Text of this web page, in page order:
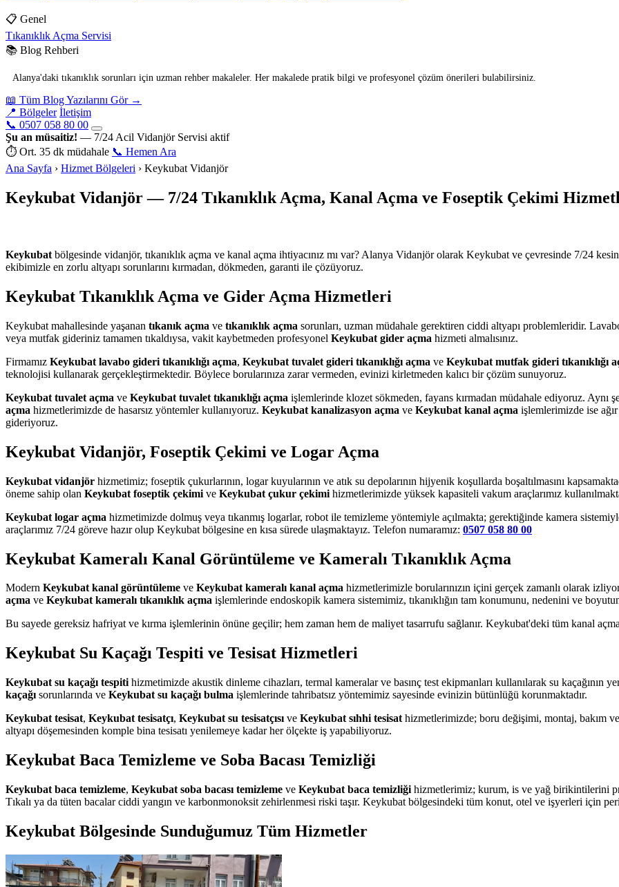
📋 Genel
Tıkanıklık Açma Servisi
📚 Blog Rehberi
Alanya'daki tıkanıklık sorunları için uzman rehber makaleler. Her makalede pratik bilgi ve profesyonel çözüm önerileri bulabilirsiniz.
📖 Tüm Blog Yazılarını Gör →
📍 Bölgeler İletişim
📞 0507 058 80 00
Şu an müsaitiz! — 7/24 Acil Vidanjör Servisi aktif
⏱ Ort. 35 dk müdahale 📞 Hemen Ara
Ana Sayfa › Hizmet Bölgeleri › Keykubat Vidanjör
Keykubat Vidanjör — 7/24 Tıkanıklık Açma, Kanal Açma ve Foseptik Çekimi
Keykubat bölgesinde vidanjör, tıkanıklık açma ve kanal açma ihtiyacınız mı var? Alanya Vidanjör olarak Keykubat ve çevresinde 7/24
ekibimizle en zorlu altyapı sorunlarını kırmadan, dökmeden, garanti ile çözüyoruz.
Keykubat Tıkanıklık Açma ve Gider Açma Hizmetleri
Keykubat mahallesinde yaşanan tıkanık açma ve tıkanıklık açma sorunları, uzman müdahale gerektiren ciddi altyapı problemleridir.
veya mutfak gideriniz tamamen tıkaldıysa, vakit kaybetmeden profesyonel Keykubat gider açma hizmeti almalısınız.
Firmamız Keykubat lavabo gideri tıkanıklığı açma, Keykubat tuvalet gideri tıkanıklığı açma ve Keykubat mutfak gideri tıkanıklığı
teknolojisi kullanarak gerçekleştirmektedir. Böylece borularınıza zarar vermeden, evinizi kirletmeden kalıcı bir çözüm sunuyoruz.
Keykubat tuvalet açma ve Keykubat tuvalet tıkanıklığı açma işlemlerinde klozet sökmeden, fayans kırmadan müdahale ediyoruz. Aynı
açma hizmetlerimizde de hasarsız yöntemler kullanıyoruz. Keykubat kanalizasyon açma ve Keykubat kanal açma işlemlerimizde ise
gideriyoruz.
Keykubat Vidanjör, Foseptik Çekimi ve Logar Açma
Keykubat vidanjör hizmetimiz; foseptik çukurlarının, logar kuyularının ve atık su depolarının hijyenik koşullarda boşaltılmasını
öneme sahip olan Keykubat foseptik çekimi ve Keykubat çukur çekimi hizmetlerimizde yüksek kapasiteli vakum araçlarımız
Keykubat logar açma hizmetimizde dolmuş veya tıkanmış logarlar, robot ile temizleme yöntemiyle açılmakta; gerektiğinde kamera
araçlarımız 7/24 göreve hazır olup Keykubat bölgesine en kısa sürede ulaşmaktayız. Telefon numaramız: 0507 058 80 00
Keykubat Kameralı Kanal Görüntüleme ve Kameralı Tıkanıklık Açma
Modern Keykubat kanal görüntüleme ve Keykubat kameralı kanal açma hizmetlerimizle borularınızın içini gerçek zamanlı olarak
açma ve Keykubat kameralı tıkanıklık açma işlemlerinde endoskopik kamera sistemimiz, tıkanıklığın tam konumunu, nedenini ve
Bu sayede gereksiz hafriyat ve kırma işlemlerinin önüne geçilir; hem zaman hem de maliyet tasarrufu sağlanır. Keykubat'deki tüm kanal açma
Keykubat Su Kaçağı Tespiti ve Tesisat Hizmetleri
Keykubat su kaçağı tespiti hizmetimizde akustik dinleme cihazları, termal kameralar ve basınç test ekipmanları kullanılarak su kaçağının
kaçağı sorunlarında ve Keykubat su kaçağı bulma işlemlerinde tahribatsız yöntemimiz sayesinde evinizin bütünlüğü korunmaktadır.
Keykubat tesisat, Keykubat tesisatçı, Keykubat su tesisatçısı ve Keykubat sıhhi tesisat hizmetlerimizde; boru değişimi, montaj, bakım
altyapı döşemesinden komple bina tesisatı yenilemeye kadar her ölçekte iş yapabiliyoruz.
Keykubat Baca Temizleme ve Soba Bacası Temizliği
Keykubat baca temizleme, Keykubat soba bacası temizleme ve Keykubat baca temizliği hizmetlerimiz; kurum, is ve yağ birikintilerini
Tıkalı ya da tüten bacalar ciddi yangın ve karbonmonoksit zehirlenmesi riski taşır. Keykubat bölgesindeki tüm konut, otel ve işyerleri için
Keykubat Bölgesinde Sunduğumuz Tüm Hizmetler